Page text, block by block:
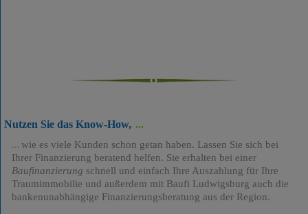
Nutzen Sie das Know-How,
wie es viele Kunden schon getan haben. Lassen Sie sich bei
Ihrer Finanzierung beratend helfen. Sie erhalten bei einer
Baufinanzierung schnell und einfach Ihre Auszahlung für Ihre
Traumimmobilie und außerdem mit Baufi Ludwigsburg auch die
bankenunabhängige Finanzierungsberatung aus der Region.